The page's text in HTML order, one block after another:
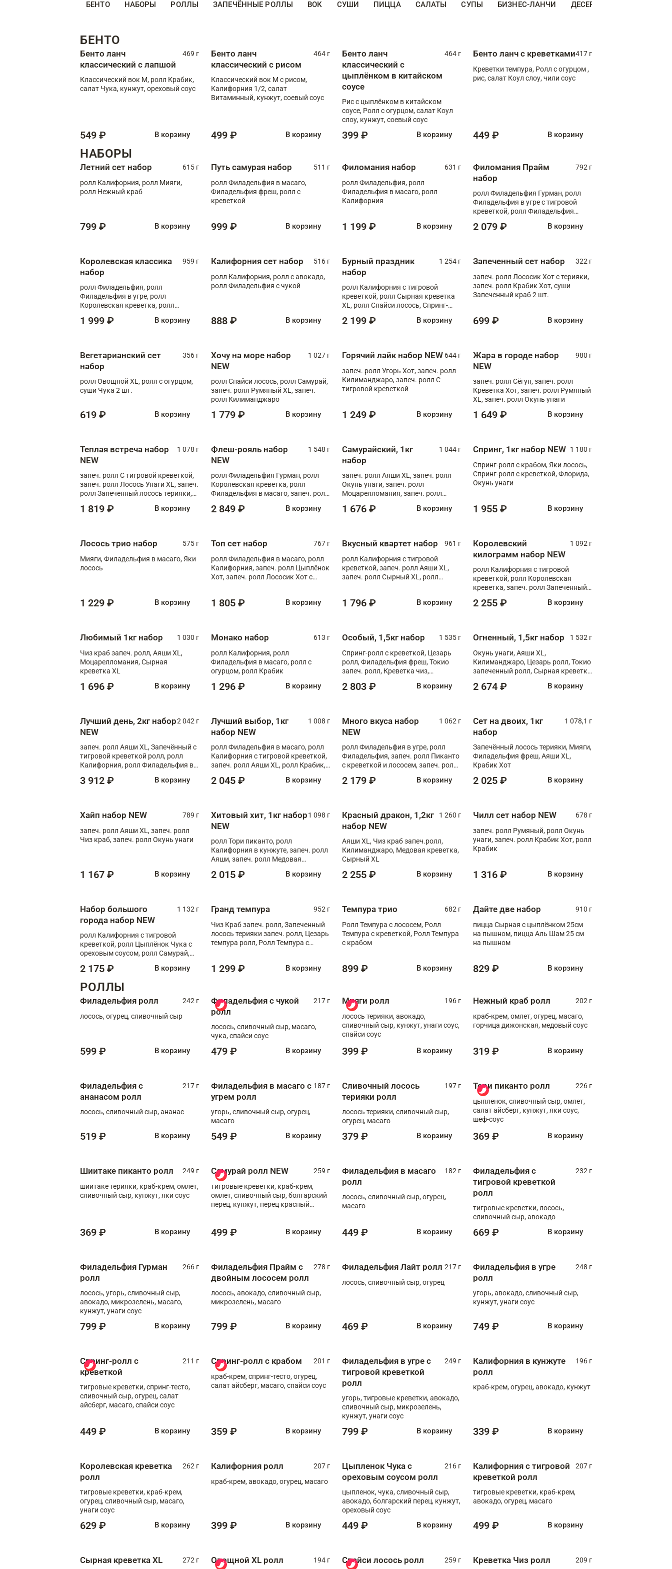
БЕНТО НАБОРЫ РОЛЛЫ ЗАПЕЧЁННЫЕ РОЛЛЫ ВОК СУШИ ПИЦЦА САЛАТЫ СУПЫ БИЗНЕС-ЛАНЧИ ДЕСЕРТЫ
БЕНТО
Бенто ланч
классический с лапшой
469 г
Классический вок М, ролл Крабик,
салат Чука, кунжут, ореховый соус
549 ₽ В корзину
Бенто ланч
классический с рисом
464 г
Классический вок М с рисом,
Калифорния 1/2, салат
Витаминный, кунжут, соевый соус
499 ₽ В корзину
Бенто ланч
классический с
цыплёнком в китайском
соусе
464 г
Рис с цыплёнком в китайском
соусе, Ролл с огурцом, салат Коул
слоу, кунжут, соевый соус
399 ₽ В корзину
Бенто ланч с креветками417 г
Креветки темпура, Ролл с огурцом ,
рис, салат Коул слоу, чили соус
449 ₽ В корзину
НАБОРЫ
Летний сет набор
615 г
ролл Калифорния, ролл Мияги,
ролл Нежный краб
799 ₽ В корзину
Путь самурая набор
511 г
ролл Филадельфия в масаго,
Филадельфия фреш, ролл с
креветкой
999 ₽ В корзину
Филомания набор
631 г
ролл Филадельфия, ролл
Филадельфия в масаго, ролл
Калифорния
1 199 ₽ В корзину
Филомания Прайм
набор
792 г
ролл Филадельфия Гурман, ролл
Филадельфия в угре с тигровой
креветкой, ролл Филадельфия
2 079 ₽ В корзину
Королевская классика
набор
959 г
ролл Филадельфия, ролл
Филадельфия в угре, ролл
Королевская креветка, ролл
1 999 ₽ В корзину
Калифорния сет набор
516 г
ролл Калифорния, ролл с авокадо,
ролл Филадельфия с чукой
888 ₽ В корзину
Бурный праздник
набор
1 254 г
ролл Калифорния с тигровой
креветкой, ролл Сырная креветка
XL, ролл Спайси лосось, Спринг-
Медовая креветка
2 199 ₽ В корзину
Запеченный сет набор
322 г
запеч. ролл Лососик Хот с терияки,
запеч. ролл Крабик Хот, суши
Запеченный краб 2 шт.
699 ₽ В корзину
Вегетарианский сет
набор
356 г
ролл Овощной XL, ролл с огурцом,
суши Чука 2 шт.
619 ₽ В корзину
Хочу на море набор
NEW
1 027 г
ролл Спайси лосось, ролл Самурай,
запеч. ролл Румяный XL, запеч.
ролл Килиманджаро
1 779 ₽ В корзину
Горячий лайк набор NEW 644 г
запеч. ролл Угорь Хот, запеч. ролл
Килиманджаро, запеч. ролл С
тигровой креветкой
1 249 ₽ В корзину
Жара в городе набор
NEW
980 г
запеч. ролл Сёгун, запеч. ролл
Креветка Хот, запеч. ролл Румяный
XL, запеч. ролл Окунь унаги
1 649 ₽ В корзину
Теплая встреча набор
NEW
1 078 г
запеч. ролл С тигровой креветкой,
запеч. ролл Лосось Унаги XL, запеч.
ролл Запеченный лосось терияки,
1 819 ₽ В корзину
Флеш-рояль набор
NEW
1 548 г
ролл Филадельфия Гурман, ролл
Королевская креветка, ролл
Филадельфия в масаго, запеч. ролл
Тигровая креветка с моцареллой,
2 849 ₽ В корзину
Самурайский, 1кг
набор
1 044 г
запеч. ролл Аяши XL, запеч. ролл
Окунь унаги, запеч. ролл
Моцарелломания, запеч. ролл
1 676 ₽ В корзину
Спринг, 1кг набор NEW 1 180 г
Спринг-ролл с крабом, Яки лосось,
Спринг-ролл с креветкой, Флорида,
Окунь унаги
1 955 ₽ В корзину
Лосось трио набор
575 г
Мияги, Филадельфия в масаго, Яки
лосось
1 229 ₽ В корзину
Топ сет набор
767 г
ролл Филадельфия в масаго, ролл
Калифорния, запеч. ролл Цыплёнок
Хот, запеч. ролл Лососик Хот с
1 805 ₽ В корзину
Вкусный квартет набор
961 г
ролл Калифорния с тигровой
креветкой, запеч. ролл Аяши XL,
запеч. ролл Сырный XL, ролл
1 796 ₽ В корзину
Королевский
килограмм набор NEW
1 092 г
ролл Калифорния с тигровой
креветкой, ролл Королевская
креветка, запеч. ролл Запеченный
XL, запеч. ролл Крабик Хот
2 255 ₽ В корзину
Любимый 1кг набор
1 030 г
Чиз краб запеч. ролл, Аяши XL,
Моцарелломания, Сырная
креветка XL
1 696 ₽ В корзину
Монако набор
613 г
ролл Калифорния, ролл
Филадельфия в масаго, ролл с
огурцом, ролл Крабик
1 296 ₽ В корзину
Особый, 1,5кг набор
1 535 г
Спринг-ролл с креветкой, Цезарь
ролл, Филадельфия фреш, Токио
запеч. ролл, Креветка чиз,
Флорида
2 803 ₽ В корзину
Огненный, 1,5кг набор
1 532 г
Окунь унаги, Аяши XL,
Килиманджаро, Цезарь ролл, Токио
запеченный ролл, Сырная креветка
2 674 ₽ В корзину
Лучший день, 2кг набор
NEW
2 042 г
запеч. ролл Аяши XL, Запечённый с
тигровой креветкой ролл, ролл
Калифорния, ролл Филадельфия в
запеч. ролл Моцарелломания, ролл
3 912 ₽ В корзину
Лучший выбор, 1кг
набор NEW
1 008 г
ролл Филадельфия в масаго, ролл
Калифорния с тигровой креветкой,
запеч. ролл Аяши XL, ролл Крабик,
2 045 ₽ В корзину
Много вкуса набор
NEW
1 062 г
ролл Филадельфия в угре, ролл
Филадельфия, запеч. ролл Пиканто
с креветкой и лососем, запеч. ролл
2 179 ₽ В корзину
Сет на двоих, 1кг
набор
1 078,1 г
Запечённый лосось терияки, Мияги,
Филадельфия фреш, Аяши XL,
Крабик Хот
2 025 ₽ В корзину
Хайп набор NEW
789 г
запеч. ролл Аяши XL, запеч. ролл
Чиз краб, запеч. ролл Окунь унаги
1 167 ₽ В корзину
Хитовый хит, 1кг набор
NEW
1 098 г
ролл Тори пиканто, ролл
Калифорния в кунжуте, запеч. ролл
Аяши, запеч. ролл Медовая
чукой
2 015 ₽ В корзину
Красный дракон, 1,2кг
набор NEW
1 260 г
Аяши XL, Чиз краб запеч.ролл,
Килиманджаро, Медовая креветка,
Сырный XL
2 255 ₽ В корзину
Чилл сет набор NEW
678 г
запеч. ролл Румяный, ролл Окунь
унаги, запеч. ролл Крабик Хот, ролл
Крабик
1 316 ₽ В корзину
Набор большого
города набор NEW
1 132 г
ролл Калифорния с тигровой
креветкой, ролл Цыплёнок Чука с
ореховым соусом, ролл Самурай,
ролл с крабом
2 175 ₽ В корзину
Гранд темпура
952 г
Чиз Краб запеч. ролл, Запеченный
лосось терияки запеч. ролл, Цезарь
темпура ролл, Ролл Темпура с
1 299 ₽ В корзину
Темпура трио
682 г
Ролл Темпура с лососем, Ролл
Темпура с креветкой, Ролл Темпура
с крабом
899 ₽ В корзину
Дайте две набор
910 г
пицца Сырная с цыплёнком 25см
на пышном, пицца Аль Шам 25 см
на пышном
829 ₽ В корзину
РОЛЛЫ
Филадельфия ролл
242 г
лосось, огурец, сливочный сыр
599 ₽ В корзину
Филадельфия с чукой
ролл
217 г
лосось, сливочный сыр, масаго,
чука, спайси соус
479 ₽ В корзину
Мияги ролл
196 г
лосось терияки, авокадо,
сливочный сыр, кунжут, унаги соус,
спайси соус
399 ₽ В корзину
Нежный краб ролл
202 г
краб-крем, омлет, огурец, масаго,
горчица дижонская, медовый соус
319 ₽ В корзину
Филадельфия с
ананасом ролл
217 г
лосось, сливочный сыр, ананас
519 ₽ В корзину
Филадельфия в масаго с
угрем ролл
187 г
угорь, сливочный сыр, огурец,
масаго
549 ₽ В корзину
Сливочный лосось
терияки ролл
197 г
лосось терияки, сливочный сыр,
огурец, масаго
379 ₽ В корзину
Тори пиканто ролл
226 г
цыпленок, сливочный сыр, омлет,
салат айсберг, кунжут, яки соус,
шеф-соус
369 ₽ В корзину
Шиитаке пиканто ролл
249 г
шиитаке терияки, краб-крем, омлет,
сливочный сыр, кунжут, яки соус
369 ₽ В корзину
Самурай ролл NEW
259 г
тигровые креветки, краб-крем,
омлет, сливочный сыр, болгарский
перец, кунжут, перец красный
499 ₽ В корзину
Филадельфия в масаго
ролл
182 г
лосось, сливочный сыр, огурец,
масаго
449 ₽ В корзину
Филадельфия с
тигровой креветкой
ролл
232 г
тигровые креветки, лосось,
сливочный сыр, авокадо
669 ₽ В корзину
Филадельфия Гурман
ролл
266 г
лосось, угорь, сливочный сыр,
авокадо, микрозелень, масаго,
кунжут, унаги соус
799 ₽ В корзину
Филадельфия Прайм с
двойным лососем ролл
278 г
лосось, авокадо, сливочный сыр,
микрозелень, масаго
799 ₽ В корзину
Филадельфия Лайт ролл 217 г
лосось, сливочный сыр, огурец
469 ₽ В корзину
Филадельфия в угре
ролл
248 г
угорь, авокадо, сливочный сыр,
кунжут, унаги соус
749 ₽ В корзину
Спринг-ролл с
креветкой
211 г
тигровые креветки, спринг-тесто,
сливочный сыр, огурец, салат
айсберг, масаго, спайси соус
449 ₽ В корзину
Спринг-ролл с крабом
201 г
краб-крем, спринг-тесто, огурец,
салат айсберг, масаго, спайси соус
359 ₽ В корзину
Филадельфия в угре с
тигровой креветкой
ролл
249 г
угорь, тигровые креветки, авокадо,
сливочный сыр, микрозелень,
кунжут, унаги соус
799 ₽ В корзину
Калифорния в кунжуте
ролл
196 г
краб-крем, огурец, авокадо, кунжут
339 ₽ В корзину
Королевская креветка
ролл
262 г
тигровые креветки, краб-крем,
огурец, сливочный сыр, масаго,
унаги соус
629 ₽ В корзину
Калифорния ролл
207 г
краб-крем, авокадо, огурец, масаго
399 ₽ В корзину
Цыпленок Чука с
ореховым соусом ролл
216 г
цыпленок, чука, сливочный сыр,
авокадо, болгарский перец, кунжут,
ореховый соус
449 ₽ В корзину
Калифорния с тигровой
креветкой ролл
207 г
тигровые креветки, краб-крем,
авокадо, огурец, масаго
499 ₽ В корзину
Сырная креветка XL
272 г Овощной XL ролл 194 г Спайси лосось ролл 259 г Креветка Чиз ролл 209 г